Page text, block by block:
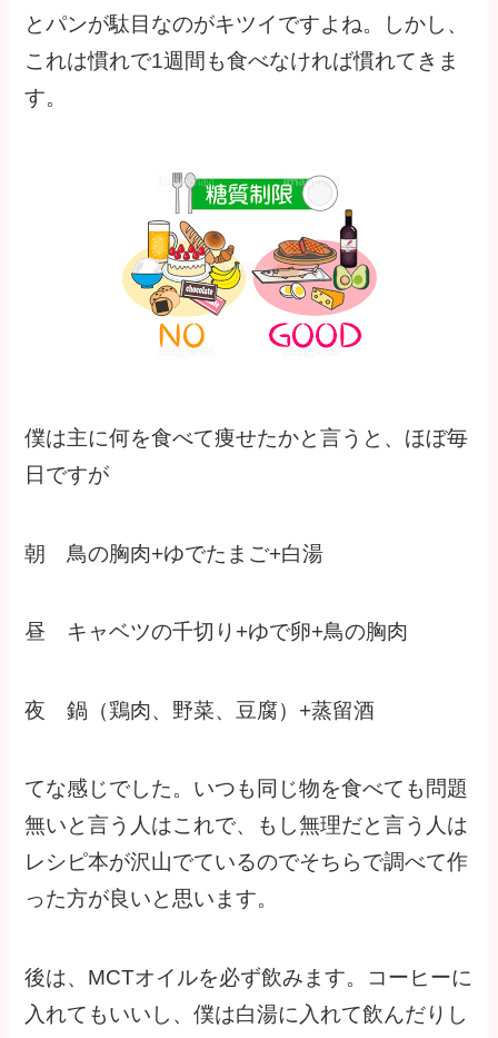
とパンが駄目なのがキツイですよね。しかし、
これは慣れで1週間も食べなければ慣れてきま
す。
僕は主に何を食べて痩せたかと言うと、ほぼ毎
日ですが
朝 鳥の胸肉+ゆでたまご+白湯
昼 キャベツの千切り+ゆで卵+鳥の胸肉
夜 鍋（鶏肉、野菜、豆腐）+蒸留酒
てな感じでした。いつも同じ物を食べても問題
無いと言う人はこれで、もし無理だと言う人は
レシピ本が沢山でているのでそちらで調べて作
った方が良いと思います。
後は、MCTオイルを必ず飲みます。コーヒーに
入れてもいいし、僕は白湯に入れて飲んだりし